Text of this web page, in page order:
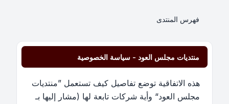
فهرس المنتدى
منتديات مجلس العود - سياسة الخصوصية
هذه الاتفاقية توضع تفاصيل كيف تستعمل ”منتديات
مجلس العود“ وأية شركات تابعة لها (مشار إليها بـ